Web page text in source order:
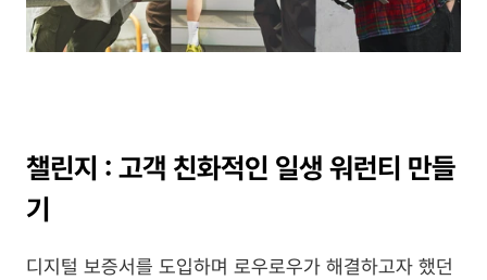
챌린지 : 고객 친화적인 일생 워런티 만들
기
디지털 보증서를 도입하며 로우로우가 해결하고자 했던